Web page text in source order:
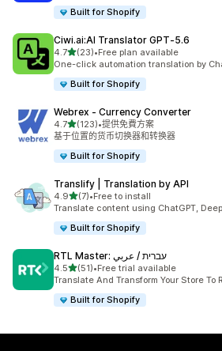
Built for Shopify
Ciwi.ai:AI Translator GPT‑5.6
4.7滿分 5 顆星
(23)
共有 23 則評價
•Free plan available
One-click automation translation by
Built for Shopify
Webrex ‑ Currency Converter
4.7滿分 5 顆星
(123)
共有 123 則評價
•提供免費方案
基于位置的货币切换器和转换器
Built for Shopify
Translify | Translation by API
4.9滿分 5 顆星
(7)
共有 7 則評價
•Free to install
Translate content using ChatGPT,
Built for Shopify
RTL Master: עברית / عربي
4.5滿分 5 顆星
(51)
共有 51 則評價
•Free trial available
Translate And Transform Your Store To
Built for Shopify